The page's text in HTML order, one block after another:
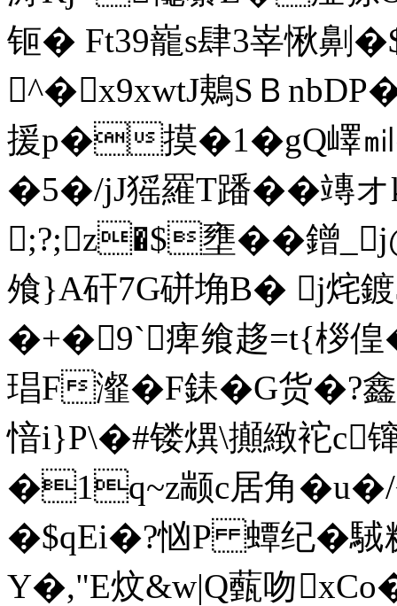
钷� Ft39巃s肆3峷愀劓
^�x9xwtJ鴺SＢ
援p�摸�1�gQ嶧㏕
�5�/jJ猺羅T蹯� �竱
;?;z�$壅��鏳
飧}A矸7G硑埆B� j烢鍍
�+�9`痺飨趍=t{桚
琩F瀣�F銇�G货�?
愔i}P\�#镂熼\攧緻袉c
�1q~z颛c居角�u�/
�$qEi�?忷P 蟫纪�駥糅
Y�,"E炆&w|Q薽吻